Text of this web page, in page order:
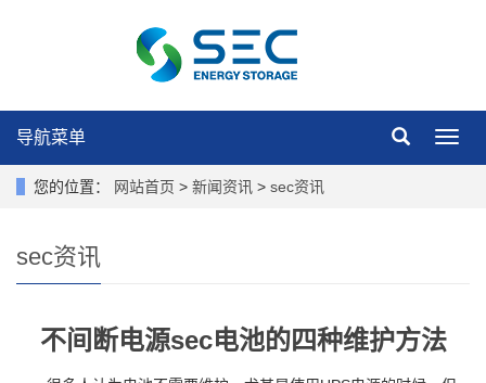
导
导航菜单
您的位置： 网站首页 > 新闻资讯 > sec资讯
sec资讯
不间断电源sec电池的四种维护方法